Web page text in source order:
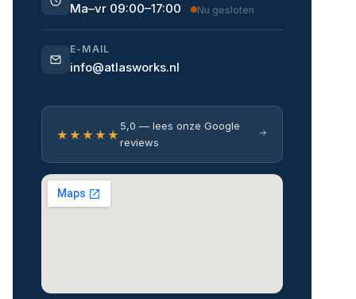
Ma–vr 09:00–17:00 Nu gesloten
E-MAIL
info@atlasworks.nl
★★★★★
5,0 — lees onze Google
reviews